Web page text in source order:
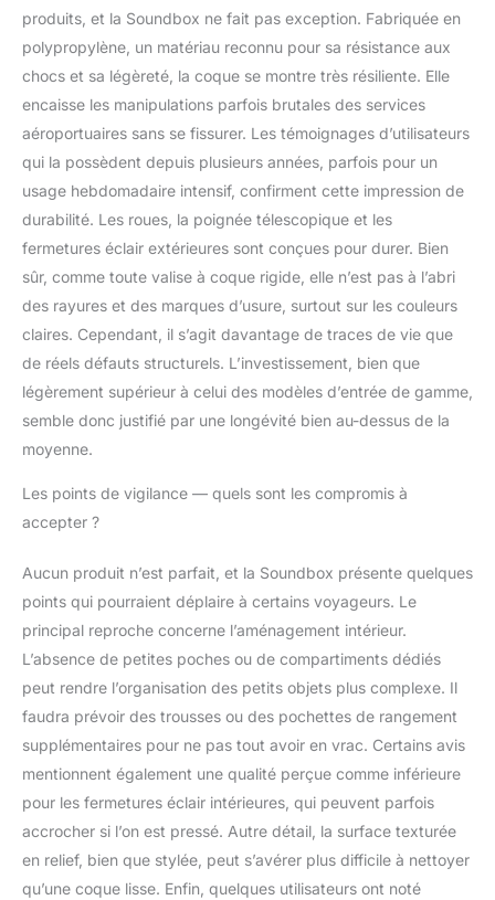
produits, et la Soundbox ne fait pas exception. Fabriquée en
polypropylène, un matériau reconnu pour sa résistance aux
chocs et sa légèreté, la coque se montre très résiliente. Elle
encaisse les manipulations parfois brutales des services
aéroportuaires sans se fissurer. Les témoignages d’utilisateurs
qui la possèdent depuis plusieurs années, parfois pour un
usage hebdomadaire intensif, confirment cette impression de
durabilité. Les roues, la poignée télescopique et les
fermetures éclair extérieures sont conçues pour durer. Bien
sûr, comme toute valise à coque rigide, elle n’est pas à l’abri
des rayures et des marques d’usure, surtout sur les couleurs
claires. Cependant, il s’agit davantage de traces de vie que
de réels défauts structurels. L’investissement, bien que
légèrement supérieur à celui des modèles d’entrée de gamme,
semble donc justifié par une longévité bien au-dessus de la
moyenne.
Les points de vigilance — quels sont les compromis à
accepter ?
Aucun produit n’est parfait, et la Soundbox présente quelques
points qui pourraient déplaire à certains voyageurs. Le
principal reproche concerne l’aménagement intérieur.
L’absence de petites poches ou de compartiments dédiés
peut rendre l’organisation des petits objets plus complexe. Il
faudra prévoir des trousses ou des pochettes de rangement
supplémentaires pour ne pas tout avoir en vrac. Certains avis
mentionnent également une qualité perçue comme inférieure
pour les fermetures éclair intérieures, qui peuvent parfois
accrocher si l’on est pressé. Autre détail, la surface texturée
en relief, bien que stylée, peut s’avérer plus difficile à nettoyer
qu’une coque lisse. Enfin, quelques utilisateurs ont noté